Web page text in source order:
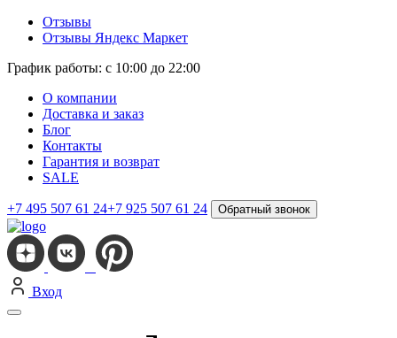
Отзывы
Отзывы Яндекс Маркет
График работы: с 10:00 до 22:00
О компании
Доставка и заказ
Блог
Контакты
Гарантия и возврат
SALE
+7 495 507 61 24+7 925 507 61 24 Обратный звонок
Вход